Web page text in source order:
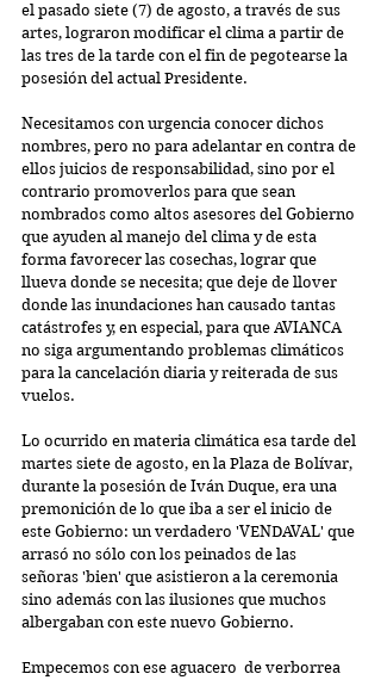
el pasado siete (7) de agosto, a través de sus
artes, lograron modificar el clima a partir de
las tres de la tarde con el fin de pegotearse la
posesión del actual Presidente.
Necesitamos con urgencia conocer dichos
nombres, pero no para adelantar en contra de
ellos juicios de responsabilidad, sino por el
contrario promoverlos para que sean
nombrados como altos asesores del Gobierno
que ayuden al manejo del clima y de esta
forma favorecer las cosechas, lograr que
llueva donde se necesita; que deje de llover
donde las inundaciones han causado tantas
catástrofes y, en especial, para que AVIANCA
no siga argumentando problemas climáticos
para la cancelación diaria y reiterada de sus
vuelos.
Lo ocurrido en materia climática esa tarde del
martes siete de agosto, en la Plaza de Bolívar,
durante la posesión de Iván Duque, era una
premonición de lo que iba a ser el inicio de
este Gobierno: un verdadero 'VENDAVAL' que
arrasó no sólo con los peinados de las
señoras 'bien' que asistieron a la ceremonia
sino además con las ilusiones que muchos
albergaban con este nuevo Gobierno.
Empecemos con ese aguacero  de verborrea